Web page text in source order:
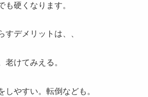
も硬くなります。
すデメリットは、、
けてみえる。
やすい。転倒なども。